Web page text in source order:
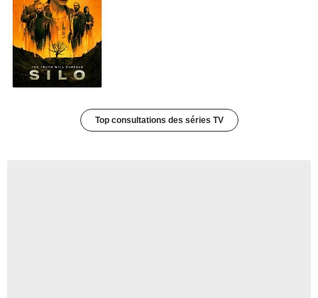
Top consultations des séries TV